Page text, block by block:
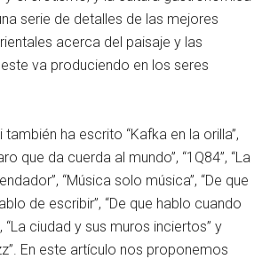
serie de detalles de las mejores
acerca del paisaje y las
va produciendo en los seres
también ha escrito “Kafka en la orilla”,
que da cuerda al mundo”, “1Q84”, “La
“Música solo música”, “De que
de escribir”, “De que hablo cuando
“La ciudad y sus muros inciertos” y
En este artículo nos proponemos